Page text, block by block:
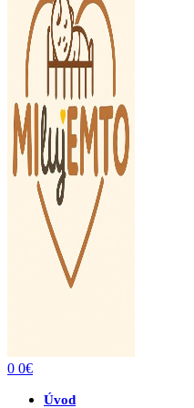
0 0€
Úvod